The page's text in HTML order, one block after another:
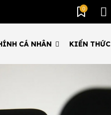
0
CÁ NHÂN KIẾN THỨC